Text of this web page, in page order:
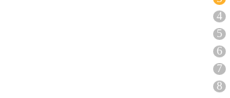
4
5
6
7
8